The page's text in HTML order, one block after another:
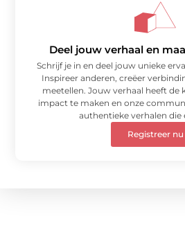
Deel jouw verhaal en
Schrijf je in en deel jouw unieke
Inspireer anderen, creëer
meetellen. Jouw verhaal heeft de
impact te maken en onze
authentieke verhalen die
Registreer nu